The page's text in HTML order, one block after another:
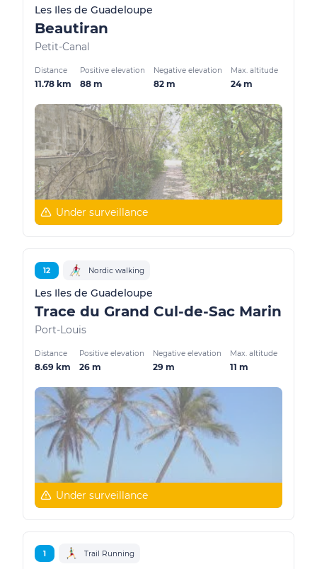
Les Iles de Guadeloupe
Beautiran
Petit-Canal
Distance
11.78 km
Positive elevation
88 m
Negative elevation
82 m
Max. altitude
24 m
Under surveillance
12 Nordic walking
Les Iles de Guadeloupe
Trace du Grand Cul-de-Sac Marin
Port-Louis
Distance
8.69 km
Positive elevation
26 m
Negative elevation
29 m
Max. altitude
11 m
Under surveillance
1 Trail Running